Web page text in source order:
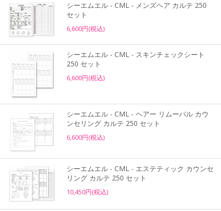
シーエムエル - CML - メンズヘア カルテ 250
セット
6,600円(税込)
シーエムエル - CML - スキンチェックシート
250 セット
6,600円(税込)
シーエムエル - CML - ヘアー リムーバル カウ
ンセリング カルテ 250 セット
6,600円(税込)
シーエムエル - CML - エステティック カウンセ
リング カルテ 250 セット
10,450円(税込)